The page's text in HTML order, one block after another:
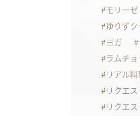
モリーゼ
ゆりず
ヨガ
ラムチ
リアル
リクエ
リクエ